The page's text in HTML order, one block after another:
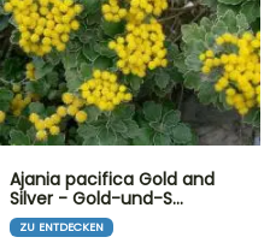
Ajania pacifica Gold and
Silver - Gold-und-S…
ZU ENTDECKEN